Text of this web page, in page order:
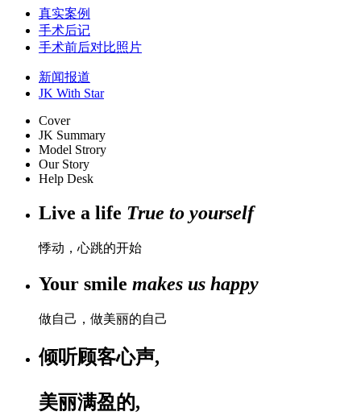
真实案例
手术后记
手术前后对比照片
新闻报道
JK With Star
Cover
JK Summary
Model Strory
Our Story
Help Desk
Live a life True to yourself
悸动，心跳的开始
Your smile makes us happy
做自己，做美丽的自己
倾听顾客心声,
美丽满盈的,